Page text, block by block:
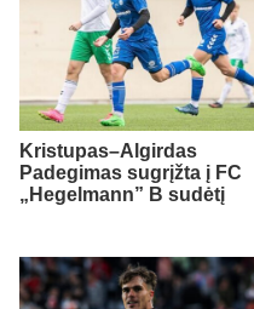
Kristupas–Algirdas
Padegimas sugrįžta į FC
„Hegelmann” B sudėtį